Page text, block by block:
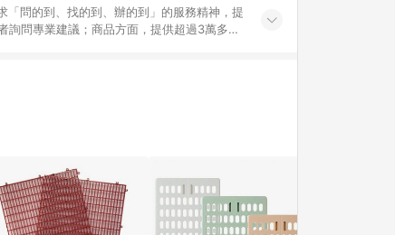
「問的到、找的到、辦的到」的服務精神，提
詢問專業建議；商品方面，提供超過3萬多種
、在最短的時間內完成訂購或結帳流程